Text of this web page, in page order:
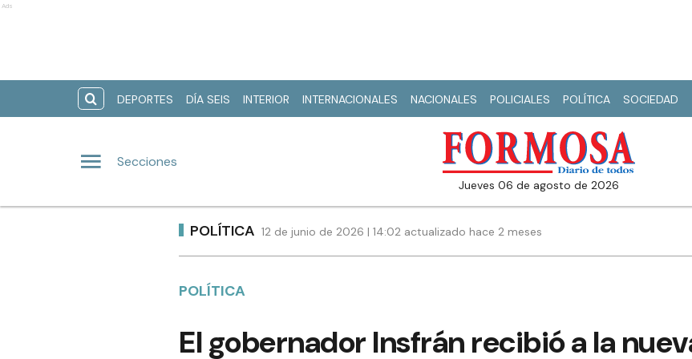
Ads
DEPORTES DÍA SEIS INTERIOR INTERNACIONALES NACIONALES POLICIALES POLÍTICA SOCIEDAD
Secciones
jueves 06 de agosto de 2026
POLÍTICA 12 de junio de 2026 | 14:02 actualizado hace 2 meses
POLÍTICA
El gobernador Insfrán recibió a la